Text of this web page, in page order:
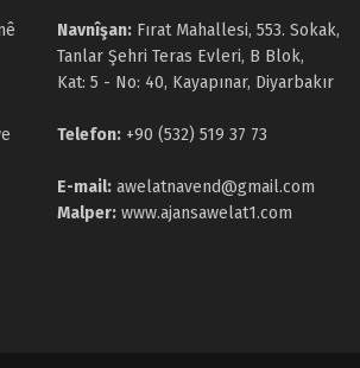
Navnîşan: Fırat Mahallesi, 553. Sokak,
Tanlar Şehri Teras Evleri, B Blok,
Kat: 5 - No: 40, Kayapınar, Diyarbakır
Telefon: +90 (532) 519 37 73
E-mail: awelatnavend@gmail.com
Malper: www.ajansawelat1.com